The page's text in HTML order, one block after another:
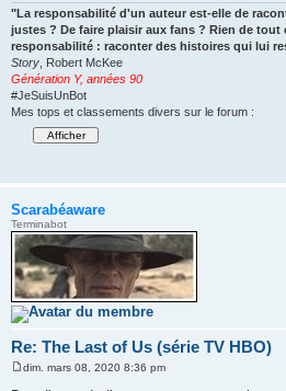
"La responsabilité d'un auteur est-elle de
justes ? De faire plaisir aux fans ? Rien de
responsabilité : raconter des histoires qui lui
Story , Robert McKee
Génération Y, années 90
#JeSuisUnBot
Mes tops et classements divers sur le forum :
Scarabéaware
Terminabot
Re: The Last of Us (série TV HBO)
dim. mars 08, 2020 8:36 pm